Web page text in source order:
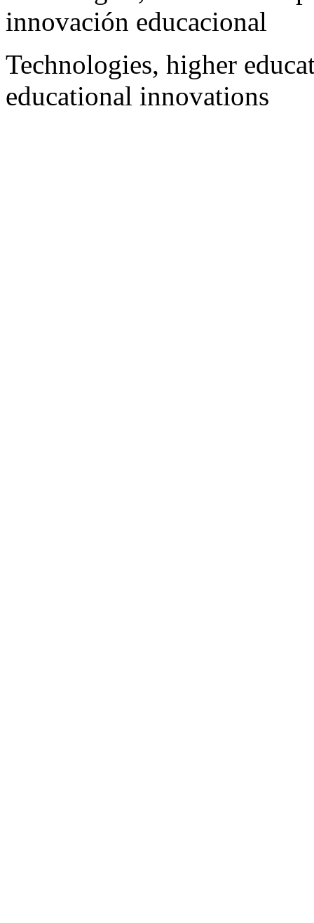
innovación educacional
Technologies, higher
educational innovations